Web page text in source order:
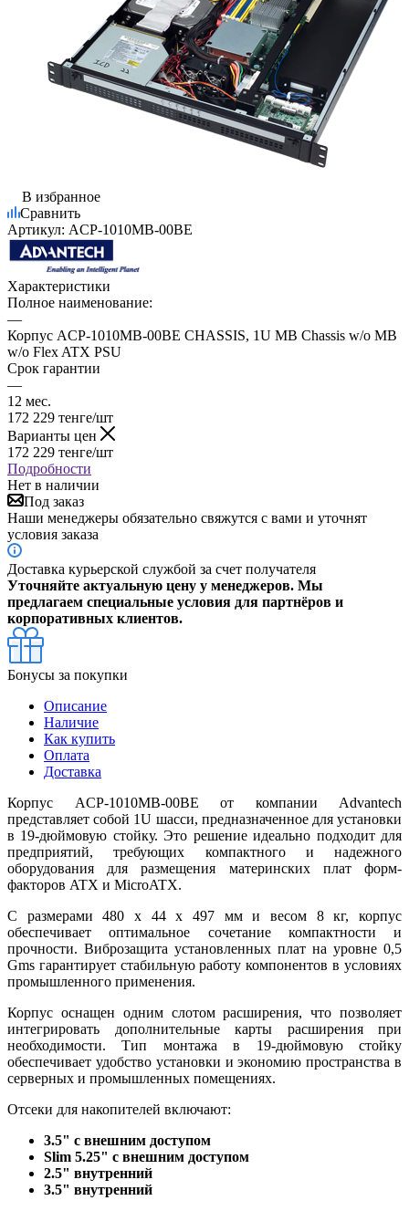
В избранное
Сравнить
Артикул: ACP-1010MB-00BE
Характеристики
Полное наименование:
—
Корпус ACP-1010MB-00BE CHASSIS, 1U MB Chassis w/o MB
w/o Flex ATX PSU
Срок гарантии
—
12 мес.
172 229 тенге/шт
Варианты цен
172 229 тенге/шт
Подробности
Нет в наличии
Под заказ
Наши менеджеры обязательно свяжутся с вами и уточнят
условия заказа
Доставка курьерской службой за счет получателя
Уточняйте актуальную цену у менеджеров. Мы
предлагаем специальные условия для партнёров и
корпоративных клиентов.
Бонусы за покупки
Описание
Наличие
Как купить
Оплата
Доставка
Корпус ACP-1010MB-00BE от компании Advantech
представляет собой 1U шасси, предназначенное для установки
в 19-дюймовую стойку. Это решение идеально подходит для
предприятий, требующих компактного и надежного
оборудования для размещения материнских плат форм-
факторов ATX и MicroATX.
С размерами 480 x 44 x 497 мм и весом 8 кг, корпус
обеспечивает оптимальное сочетание компактности и
прочности. Виброзащита установленных плат на уровне 0,5
Gms гарантирует стабильную работу компонентов в условиях
промышленного применения.
Корпус оснащен одним слотом расширения, что позволяет
интегрировать дополнительные карты расширения при
необходимости. Тип монтажа в 19-дюймовую стойку
обеспечивает удобство установки и экономию пространства в
серверных и промышленных помещениях.
Отсеки для накопителей включают:
3.5" с внешним доступом
Slim 5.25" с внешним доступом
2.5" внутренний
3.5" внутренний